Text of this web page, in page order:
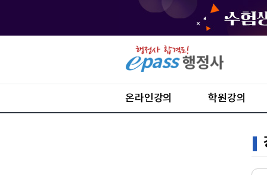
온라인강의 학원강의